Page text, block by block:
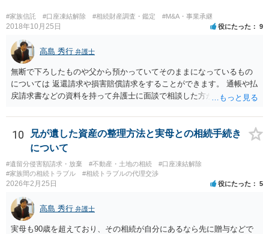
と親子関係を結びたいと思っているが、名字は変えたくない・・・養
子縁組の必要があり 氏も変更することになります。 しかし 彼は成人
しているとは言え、自分の子と私の連れ子、全て平等にしたいと希
望。もちろん私もそうできればと思います。 ・・・婚姻前の契約 あ
るいは 遺言書などで その意思を実現する方法はあります。 弁護
士に相談してみてください。
#家族信託 #口座凍結解除 #相続財産調査・鑑定 #M&A・事業承継
2018年10月25日 役にたった 9
高島 秀行 弁護士
無断で下ろしたものや父から預かっていてそのままになっているもの
については 返還請求や損害賠償請求をすることができます。 通帳や払
戻請求書などの資料を持って弁護士に面談で相談した方がよいと思い
10
兄が遺した資産の整理方法と実母との相続手続き
について
#遺留分侵害額請求・放棄 #不動産・土地の相続
#口座凍結解除
#家族間の相続トラブル
#相続トラブルの代理交渉
2026年2月25日 役にたった 5
高島 秀行 弁護士
実母も90歳を超えており、その相続が自分にあるなら先に贈与などで